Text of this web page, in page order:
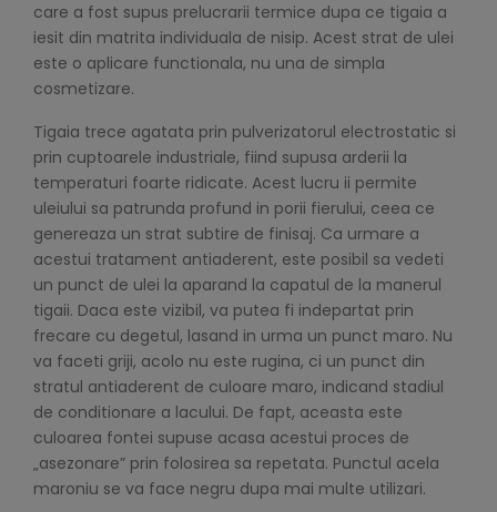
care a fost supus prelucrarii termice dupa ce tigaia a
iesit din matrita individuala de nisip. Acest strat de ulei
este o aplicare functionala, nu una de simpla
cosmetizare.
Tigaia trece agatata prin pulverizatorul electrostatic si
prin cuptoarele industriale, fiind supusa arderii la
temperaturi foarte ridicate. Acest lucru ii permite
uleiului sa patrunda profund in porii fierului, ceea ce
genereaza un strat subtire de finisaj. Ca urmare a
acestui tratament antiaderent, este posibil sa vedeti
un punct de ulei la aparand la capatul de la manerul
tigaii. Daca este vizibil, va putea fi indepartat prin
frecare cu degetul, lasand in urma un punct maro. Nu
va faceti griji, acolo nu este rugina, ci un punct din
stratul antiaderent de culoare maro, indicand stadiul
de conditionare a lacului. De fapt, aceasta este
culoarea fontei supuse acasa acestui proces de
„asezonare” prin folosirea sa repetata. Punctul acela
maroniu se va face negru dupa mai multe utilizari.